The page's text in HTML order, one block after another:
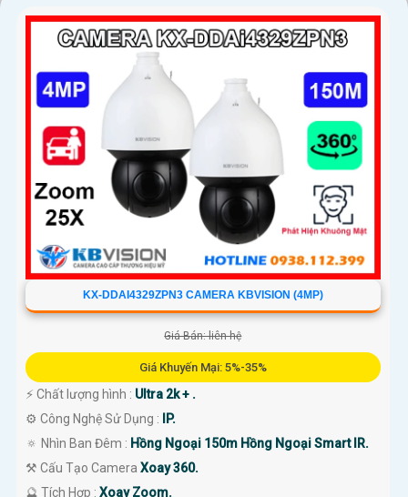
KX-DDAI4329ZPN3 CAMERA KBVISION (4MP)
Giá Bán: liên hệ
Giá Khuyến Mại: 5%-35%
️⚡ Chất lượng hình : Ultra 2k + .
⚙ Công Nghệ Sử Dụng : IP.
🔅 Nhìn Ban Đêm : Hồng Ngoại 150m Hồng Ngoại Smart IR.
⚒ Cấu Tạo Camera Xoay 360.
️🔮 Tích Hợp : Xoay Zoom.